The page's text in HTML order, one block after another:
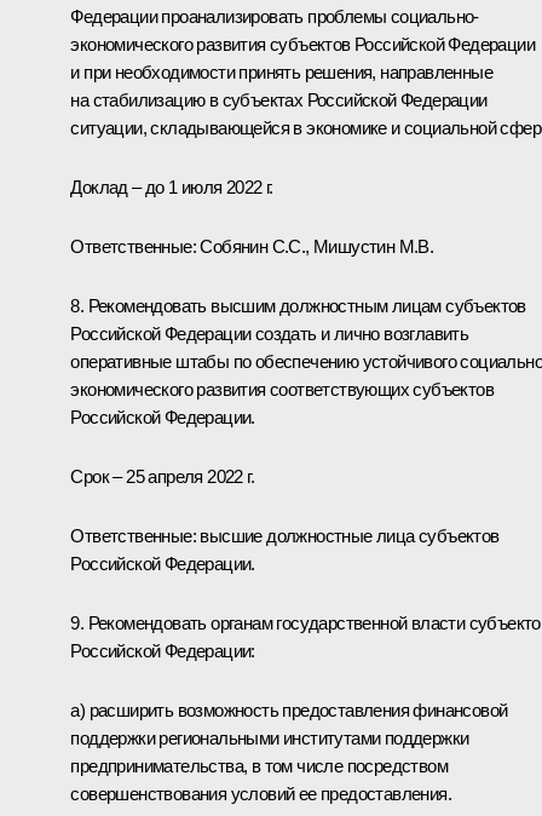
Федерации проанализировать проблемы социально-
экономического развития субъектов Российской Федерации
и при необходимости принять решения, направленные
на стабилизацию в субъектах Российской Федерации
ситуации, складывающейся в экономике и социальной
Доклад – до 1 июля 2022 г.
Ответственные: Собянин С.С., Мишустин М.В.
8. Рекомендовать высшим должностным лицам субъектов
Российской Федерации создать и лично возглавить
оперативные штабы по обеспечению устойчивого
экономического развития соответствующих субъектов
Российской Федерации.
Срок – 25 апреля 2022 г.
Ответственные: высшие должностные лица субъектов
Российской Федерации.
9. Рекомендовать органам государственной власти
Российской Федерации:
а) расширить возможность предоставления финансовой
поддержки региональными институтами поддержки
предпринимательства, в том числе посредством
совершенствования условий ее предоставления.